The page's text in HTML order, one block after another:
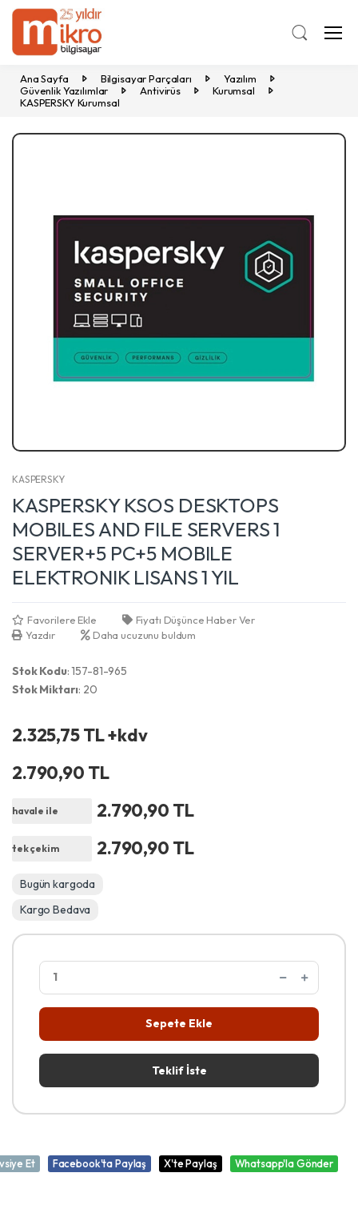
Ana Sayfa Bilgisayar Parçaları
Yazılım
Güvenlik Yazılımlar
Antivirüs
Kurumsal
KASPERSKY Kurumsal
KASPERSKY
KASPERSKY KSOS DESKTOPS
MOBILES AND FILE SERVERS 1
SERVER+5 PC+5 MOBILE
ELEKTRONIK LISANS 1 YIL
Favorilere Ekle
Fiyatı Düşünce Haber Ver
Yazdır
Daha ucuzunu buldum
Stok Kodu: 157-81-965
Stok Miktarı: 20
2.325,75 TL +kdv
2.790,90 TL
havale ile 2.790,90 TL
tek çekim 2.790,90 TL
Bugün kargoda
Kargo Bedava
Sepete Ekle
Teklif İste
Et Facebook'ta Paylaş X'te Paylaş Whatsapp'la Gönder